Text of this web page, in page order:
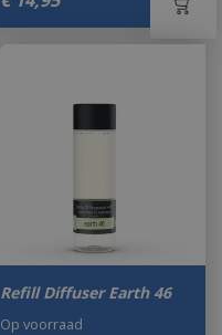
Refill Diffuser Earth 46
Op voorraad